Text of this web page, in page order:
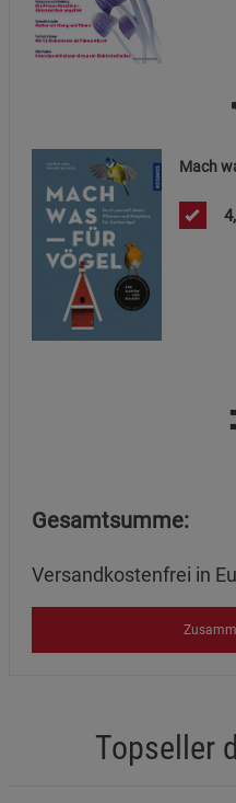
Mach
Gesamtsumme:
Versandkostenfrei in
Topseller